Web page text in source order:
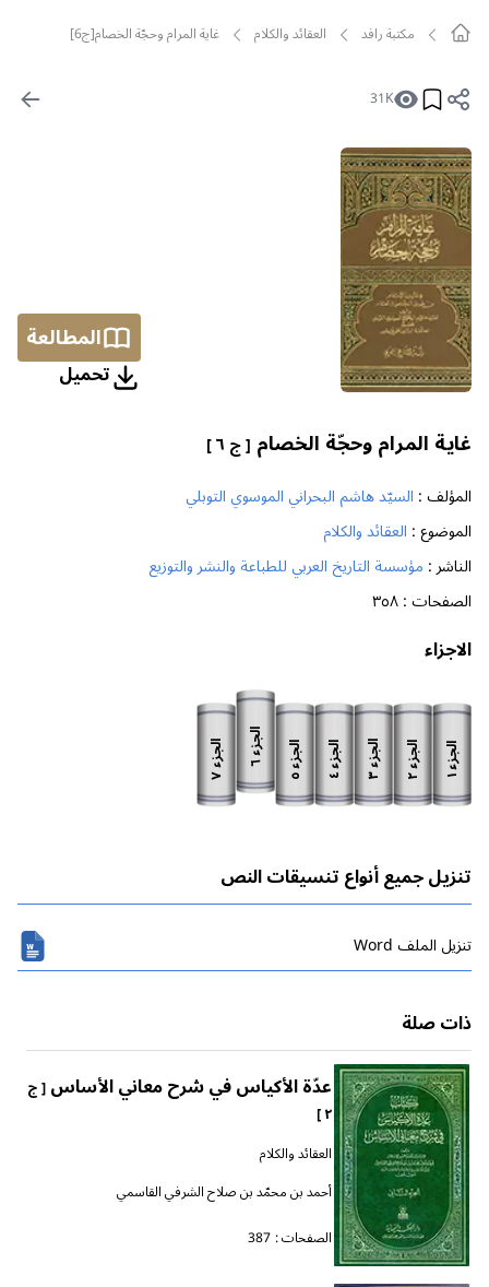
مکتبة رافد العقائد والكلام غاية المرام وحجّة الخصام[ج6]
31K
المطالعة
تحمیل
غاية المرام وحجّة الخصام [ ج ٦ ]
المؤلف : السيّد هاشم البحراني الموسوي التوبلي
الموضوع : العقائد والكلام
الناشر : مؤسسة التاريخ العربي للطباعة والنشر والتوزيع
الصفحات :٣٥٨
الاجزاء
الجزء
١
الجزء
٢
الجزء
٣
الجزء
٤
الجزء
٥
الجزء
٦ الجزء
٧
تنزيل جميع أنواع تنسيقات النص
تنزیل الملف Word
ذات صلة
عدّة الأكياس في شرح معاني الأساس[ ج
٢ ]
العقائد والكلام
أحمد بن محمّد بن صلاح الشرفي القاسمي
الصفحات : 387